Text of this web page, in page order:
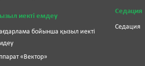
иекті емдеу
бойынша қызыл иекті
«Вектор»
Седация
Седация